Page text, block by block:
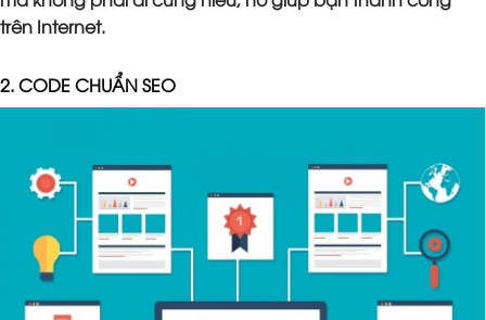
trên Internet.
2. CODE CHUẨN SEO